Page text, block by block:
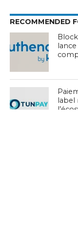
RECOMMENDED
label